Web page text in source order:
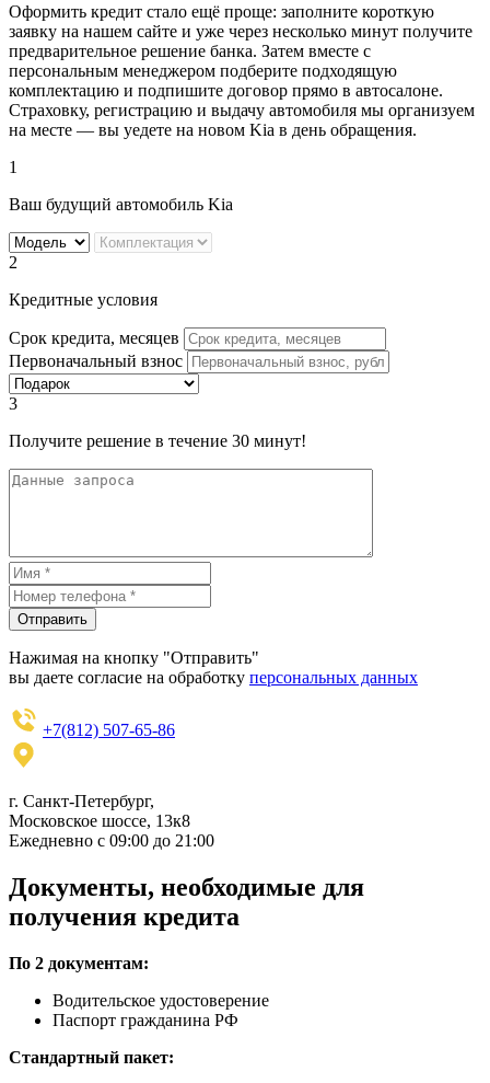
Оформить кредит стало ещё проще: заполните короткую
заявку на нашем сайте и уже через несколько минут получите
предварительное решение банка. Затем вместе с
персональным менеджером подберите подходящую
комплектацию и подпишите договор прямо в автосалоне.
Страховку, регистрацию и выдачу автомобиля мы организуем
на месте — вы уедете на новом Kia в день обращения.
1
Ваш будущий автомобиль Kia
2
Кредитные условия
Срок кредита, месяцев
Первоначальный взнос
3
Получите решение в течение 30 минут!
Отправить
Нажимая на кнопку "Отправить"
вы даете согласие на обработку персональных данных
+7(812) 507-65-86
г. Санкт-Петербург,
Московское шоссе, 13к8
Ежедневно с 09:00 до 21:00
Документы, необходимые для
получения кредита
По 2 документам:
Водительское удостоверение
Паспорт гражданина РФ
Стандартный пакет: